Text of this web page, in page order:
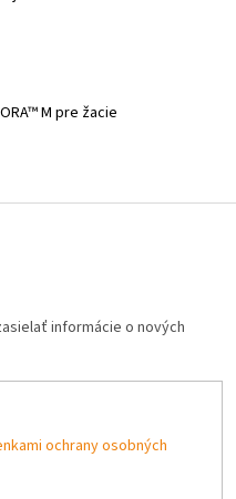
M pre žacie
informácie o nových
ochrany osobných